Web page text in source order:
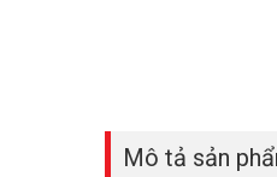
Mô tả sản